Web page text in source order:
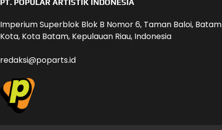
PT. POPULAR ARTISTIK INDONESIA
Imperium Superblok Blok B Nomor 6, Taman Baloi, Batam
Kota, Kota Batam, Kepulauan Riau, Indonesia
redaksi@poparts.id